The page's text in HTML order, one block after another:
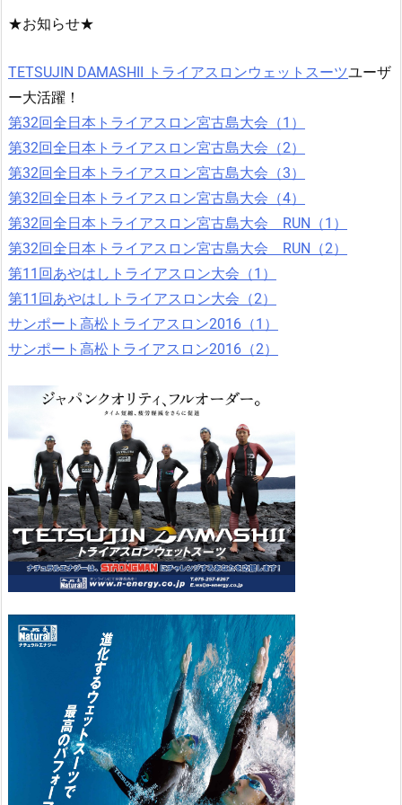
★お知らせ★
TETSUJIN DAMASHII トライアスロンウェットスーツユーザ
ー大活躍！
第32回全日本トライアスロン宮古島大会（1）
第32回全日本トライアスロン宮古島大会（2）
第32回全日本トライアスロン宮古島大会（3）
第32回全日本トライアスロン宮古島大会（4）
第32回全日本トライアスロン宮古島大会 RUN（1）
第32回全日本トライアスロン宮古島大会 RUN（2）
第11回あやはしトライアスロン大会（1）
第11回あやはしトライアスロン大会（2）
サンポート高松トライアスロン2016（1）
サンポート高松トライアスロン2016（2）